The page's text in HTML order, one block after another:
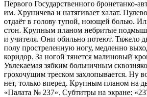
Первого Государственного бронетанко-
им. Хруничева и натягивает халат.
отдаёт в голову тупой, ноющей болью.
стон. Крупным планом небритые
и учителя. Они обильно потеют. Тяжело
полу простреленную ногу, медленно
коридор. За ногой тянется малиновый
Увлекаемая зябким больничным
грохочущим треском захлопывается. Ну
нет, только вперед. Крупным планом на
«Палата № 237». Субтитры на экране: